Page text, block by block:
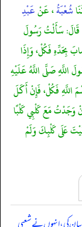
شُعْبَةُ، عَنْعَبْدِ
قَالَ: سَأَلْتُ رَسُولَ
بِحَدِّهِ فَكُلْ، وَإِذَا
اللَّهِ صَلَّى اللَّهُ عَلَيْهِ
فَكُلْ، فَإِنْ أَكَلَ
وَجَدْتُ مَعَ كَلْبِي كَلْبًا
عَلَى كَلْبِكَ وَلَمْ